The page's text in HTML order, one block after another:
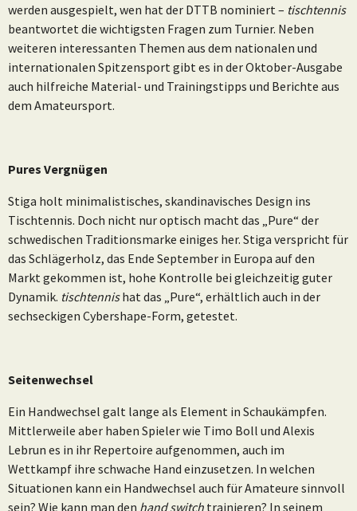
werden ausgespielt, wen hat der DTTB nominiert – tischtennis
beantwortet die wichtigsten Fragen zum Turnier. Neben
weiteren interessanten Themen aus dem nationalen und
internationalen Spitzensport gibt es in der Oktober-Ausgabe
auch hilfreiche Material- und Trainingstipps und Berichte aus
dem Amateursport.
Pures Vergnügen
Stiga holt minimalistisches, skandinavisches Design ins
Tischtennis. Doch nicht nur optisch macht das „Pure“ der
schwedischen Traditionsmarke einiges her. Stiga verspricht für
das Schlägerholz, das Ende September in Europa auf den
Markt gekommen ist, hohe Kontrolle bei gleichzeitig guter
Dynamik. tischtennishat das „Pure“, erhältlich auch in der
sechseckigen Cybershape-Form, getestet.
Seitenwechsel
Ein Handwechsel galt lange als Element in Schaukämpfen.
Mittlerweile aber haben Spieler wie Timo Boll und Alexis
Lebrun es in ihr Repertoire aufgenommen, auch im
Wettkampf ihre schwache Hand einzusetzen. In welchen
Situationen kann ein Handwechsel auch für Amateure sinnvoll
sein? Wie kann man den hand switch trainieren? In seinem